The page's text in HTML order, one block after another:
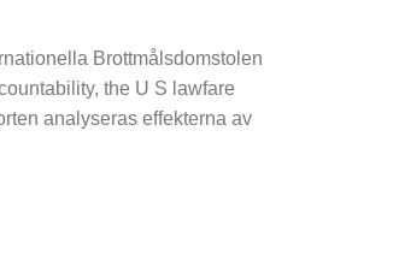
Brottmålsdomstolen
the U S lawfare
analyseras effekterna av